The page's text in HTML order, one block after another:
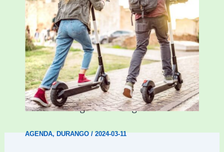
Ostegun honetan “Oinezko
Nagusientzako Bide Segurtasuna”
hitzaldia izango da Durangon
AGENDA,DURANGO/2024-03-11